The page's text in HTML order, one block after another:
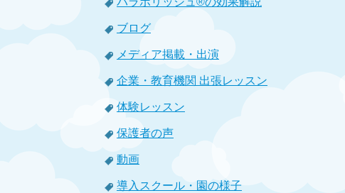
ブログ
メディア掲載・出演
企業・教育機関 出張レッスン
体験レッスン
保護者の声
動画
導入スクール・園の様子